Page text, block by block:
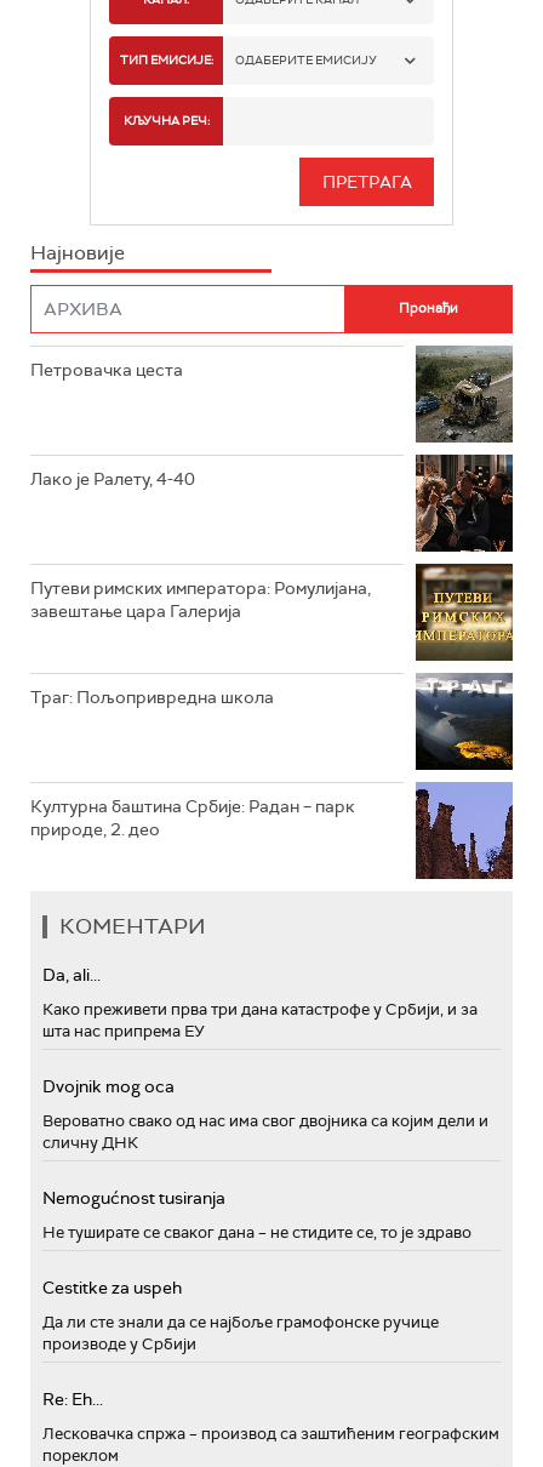
РТС 1
РТС 3
ТИП ЕМИСИЈЕ: ОДАБЕРИТЕ ЕМИСИЈУ
ИНФО
КЉУЧНА РЕЧ:
Најновије
Петровачка цеста
Лако је Ралету, 4-40
Путеви римских императора: Ромулијана,
завештање цара Галерија
Траг: Пољопривредна школа
Културна баштина Србије: Радан – парк
природе, 2. део
КОМЕНТАРИ
Da, ali...
Како преживети прва три дана катастрофе у Србији, и за
шта нас припрема ЕУ
Dvojnik mog oca
Вероватно свако од нас има свог двојника са којим дели и
сличну ДНК
Nemogućnost tusiranja
Не туширате се сваког дана – не стидите се, то је здраво
Cestitke za uspeh
Да ли сте знали да се најбоље грамофонске ручице
производе у Србији
Re: Eh...
Лесковачка спржа – производ са заштићеним географским
пореклом